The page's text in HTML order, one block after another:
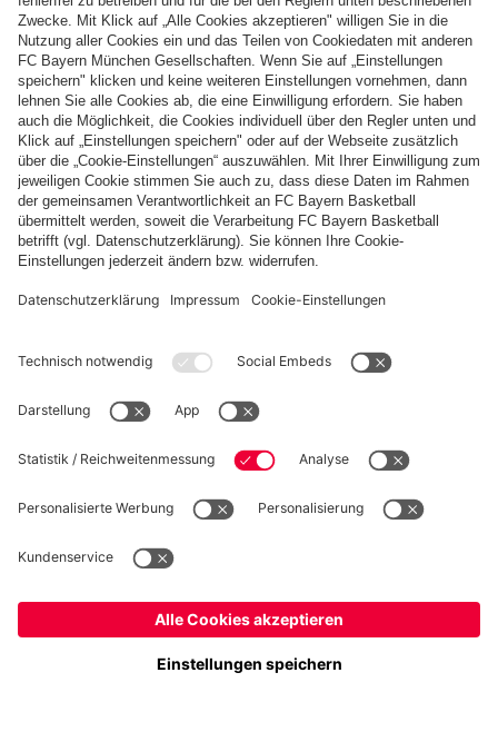
Zahlung & Lieferung
FC Bayern Store App
WIDERRUF
Datenschutz
Cookie Details
Preise inkl. Steuern und Abgaben
© FC Bayern München AG
FC Bayern München AG, Säbener Str. 51-57, 81547 München
Ja,Schweiz, um dorthin zu liefern!
Weltweit, um dorthin zu liefern!